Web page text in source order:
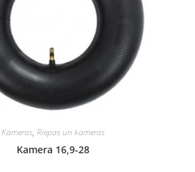
Kameras,Riepas un kameras
Kamera 16,9-28